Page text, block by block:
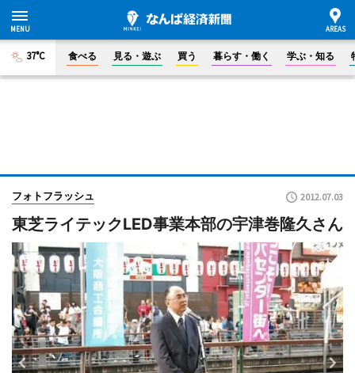
37°C 食べる 見る・遊ぶ 買う 暮らす・働く 学ぶ・知る
フォトフラッシュ 2012.07.03
東芝ライテックLED事業本部の宇津巻隆久さん